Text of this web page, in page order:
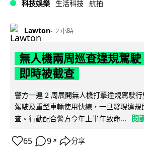
科技娛樂 生活科技 航拍
Lawton 2 小時
無人機兩周巡查違規駕
即時被截查
警方一連 2 周展開無人機打擊違規駕駛
駕駛及重型車輛使用快線，一旦發現違
查。行動配合警方今年上半年致命...
閱
65 9 ↗ 分享